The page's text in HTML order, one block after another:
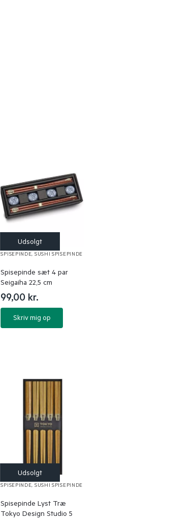
SPISEPINDE, SUSHI SPISEPINDE
Spisepinde sæt 4 par
Seigaiha 22,5 cm
99,00 kr.
Skriv mig op
SPISEPINDE, SUSHI SPISEPINDE
Spisepinde Lyst Træ
Tokyo Design Studio 5